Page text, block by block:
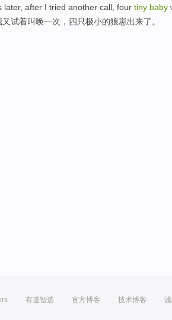
later, after I tried another call, four tiny baby
又试着叫唤一次 ， 四只极小的狼崽出来了。
有道智选 官方博客 技术博客